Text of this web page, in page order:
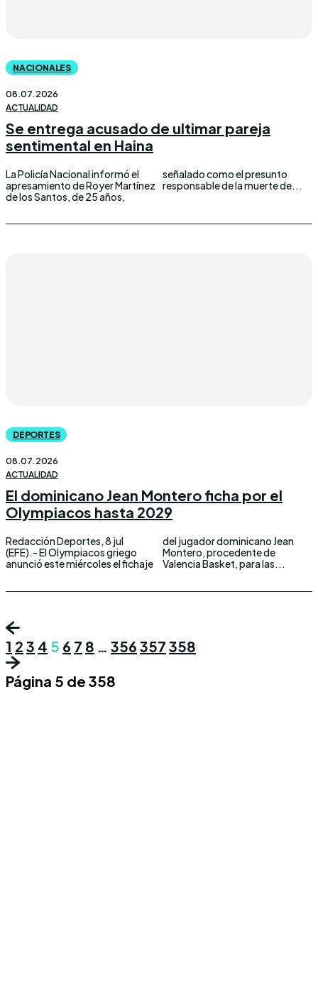
NACIONALES
08.07.2026
ACTUALIDAD
Se entrega acusado de ultimar pareja
sentimental en Haina
La Policía Nacional informó el
apresamiento de Royer Martínez
de los Santos, de 25 años,
señalado como el presunto
responsable de la muerte de...
DEPORTES
08.07.2026
ACTUALIDAD
El dominicano Jean Montero ficha por el
Olympiacos hasta 2029
Redacción Deportes, 8 jul
(EFE).- El Olympiacos griego
anunció este miércoles el fichaje
del jugador dominicano Jean
Montero, procedente de
Valencia Basket, para las...
1 2 3 4 5 6 7 8 … 356 357 358
Página 5 de 358